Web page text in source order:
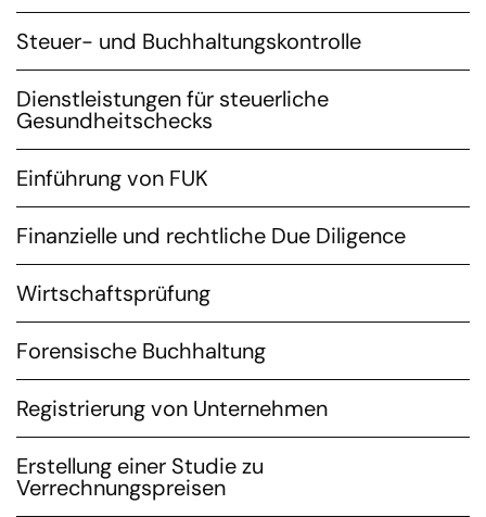
Steuer- und Buchhaltungskontrolle
Dienstleistungen für steuerliche
Gesundheitschecks
Einführung von FUK
Finanzielle und rechtliche Due Diligence
Wirtschaftsprüfung
Forensische Buchhaltung
Registrierung von Unternehmen
Erstellung einer Studie zu
Verrechnungspreisen